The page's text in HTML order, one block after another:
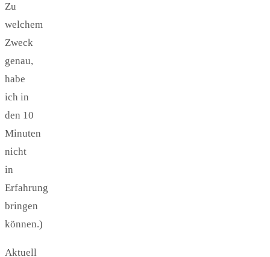
Zu
welchem
Zweck
genau,
habe
ich in
den 10
Minuten
nicht
in
Erfahrung
bringen
können.)
Aktuell